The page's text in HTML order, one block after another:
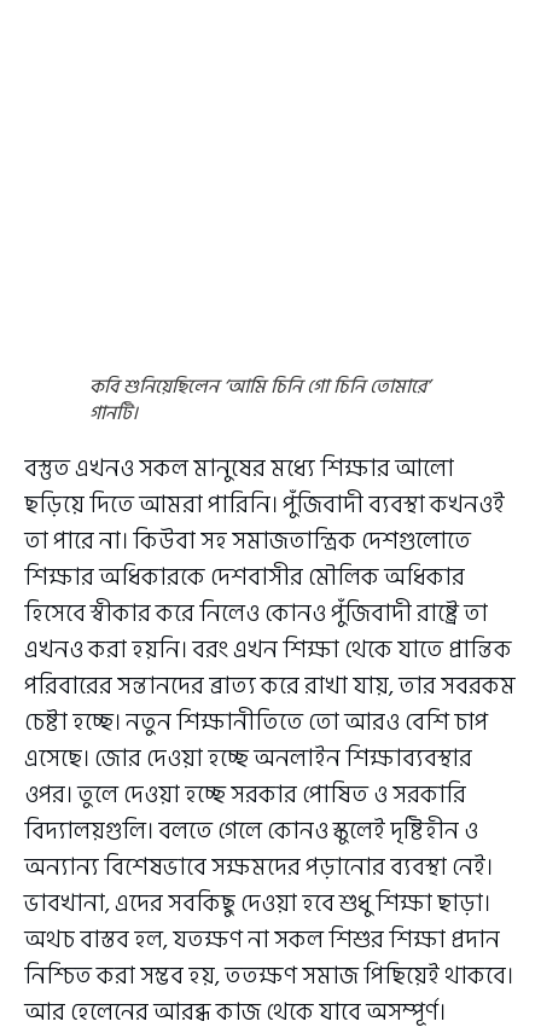
কবি শুনিয়েছিলেন ‘আমি চিনি গো চিনি তোমারে’
গানটি।
বস্তুত এখনও সকল মানুষের মধ্যে শিক্ষার আলো
ছড়িয়ে দিতে আমরা পারিনি। পুঁজিবাদী ব্যবস্থা কখনওই
তা পারে না। কিউবা সহ সমাজতান্ত্রিক দেশগুলোতে
শিক্ষার অধিকারকে দেশবাসীর মৌলিক অধিকার
হিসেবে স্বীকার করে নিলেও কোনও পুঁজিবাদী রাষ্ট্রে তা
এখনও করা হয়নি। বরং এখন শিক্ষা থেকে যাতে প্রান্তিক
পরিবারের সন্তানদের ব্রাত্য করে রাখা যায়, তার সবরকম
চেষ্টা হচ্ছে। নতুন শিক্ষানীতিতে তো আরও বেশি চাপ
এসেছে। জোর দেওয়া হচ্ছে অনলাইন শিক্ষাব্যবস্থার
ওপর। তুলে দেওয়া হচ্ছে সরকার পোষিত ও সরকারি
বিদ্যালয়গুলি। বলতে গেলে কোনও স্কুলেই দৃষ্টিহীন ও
অন্যান্য বিশেষভাবে সক্ষমদের পড়ানোর ব্যবস্থা নেই।
ভাবখানা, এদের সবকিছু দেওয়া হবে শুধু শিক্ষা ছাড়া।
অথচ বাস্তব হল, যতক্ষণ না সকল শিশুর শিক্ষা প্রদান
নিশ্চিত করা সম্ভব হয়, ততক্ষণ সমাজ পিছিয়েই থাকবে।
আর হেলেনের আরব্ধ কাজ থেকে যাবে অসম্পূর্ণ।